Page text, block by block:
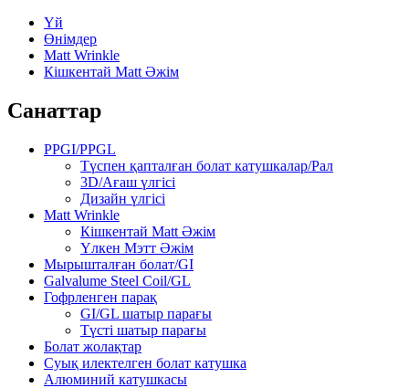
Үй
Өнімдер
Matt Wrinkle
Кішкентай Matt Әжім
Санаттар
PPGI/PPGL
Түспен қапталған болат катушкалар/Рал
3D/Ағаш үлгісі
Дизайн үлгісі
Matt Wrinkle
Кішкентай Matt Әжім
Үлкен Мэтт Әжім
Мырышталған болат/GI
Galvalume Steel Coil/GL
Гофрленген парақ
GI/GL шатыр парағы
Түсті шатыр парағы
Болат жолақтар
Суық илектелген болат катушка
Алюминий катушкасы